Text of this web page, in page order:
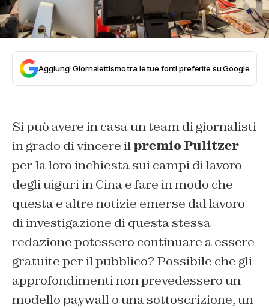
Aggiungi Giornalettismo tra le tue fonti preferite su Google
Si può avere in casa un team di giornalisti
in grado di vincere ilpremio Pulitzer
per la loro inchiesta sui campi di lavoro
degli uiguri in Cina e fare in modo che
questa e altre notizie emerse dal lavoro
di investigazione di questa stessa
redazione potessero continuare a essere
gratuite per il pubblico? Possibile che gli
approfondimenti non prevedessero un
modello paywall o una sottoscrizione, un